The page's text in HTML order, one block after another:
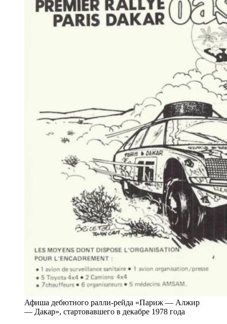
Афиша дебютного ралли-рейда «Париж — Алжир
— Дакар», стартовавшего в декабре 1978 года